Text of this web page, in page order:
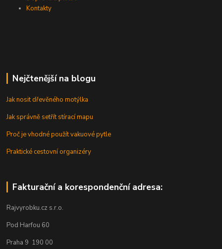
Kontakty
Nejčtenější na blogu
Jak nosit dřevěného motýlka
Jak správně setřít stírací mapu
Proč je vhodné použít vakuové pytle
Praktické cestovní organizéry
Fakturační a korespondenční adresa:
Rajvyrobku.cz s.r.o.
Pod Harfou 60
Praha 9 190 00